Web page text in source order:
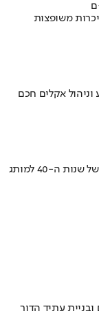
ם
משופצות
אקלים חכם
איך אסם הפכה את תקופת הצנע והמחסור הקשה של שנות ה-40 למותג
עתיד הדור